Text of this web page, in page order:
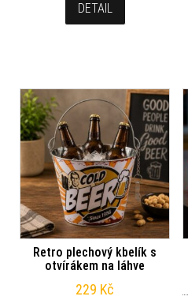
DETAIL
Retro plechový kbelík s
otvírákem na láhve
229 Kč